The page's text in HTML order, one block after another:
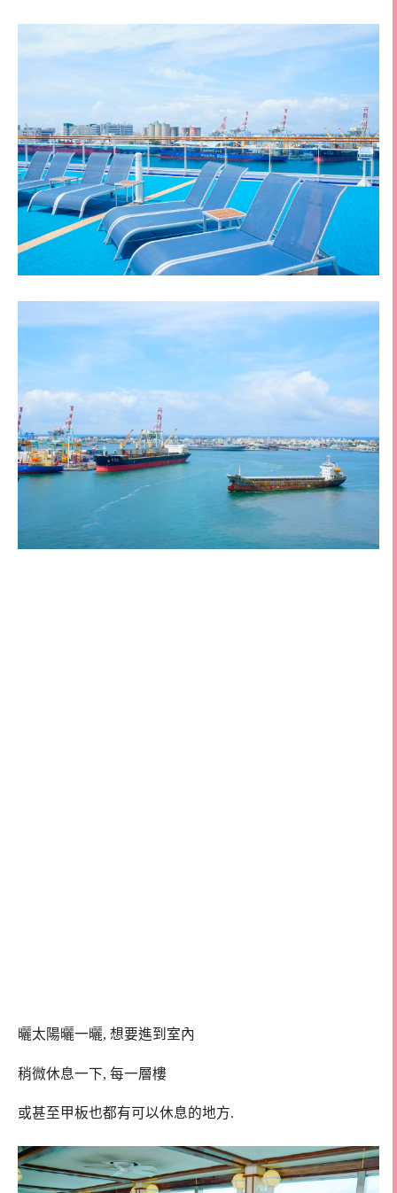
曬太陽曬一曬, 想要進到室內
稍微休息一下, 每一層樓
或甚至甲板也都有可以休息的地方.